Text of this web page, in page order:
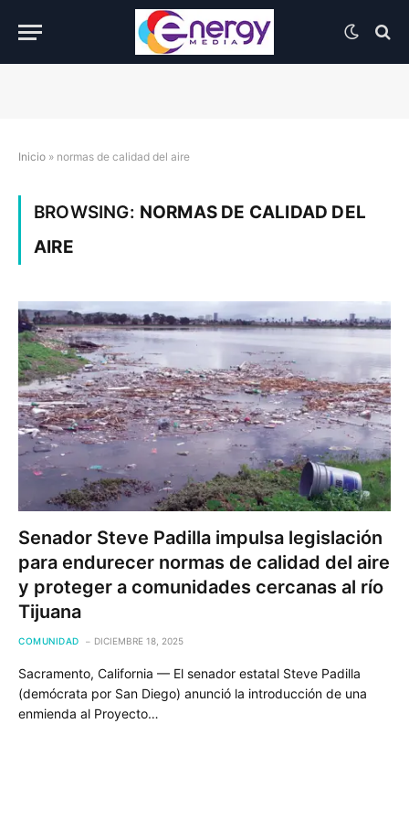
Inicio » normas de calidad del aire
BROWSING: NORMAS DE CALIDAD DEL
AIRE
Senador Steve Padilla impulsa legislación
para endurecer normas de calidad del aire
y proteger a comunidades cercanas al río
Tijuana
COMUNIDAD DICIEMBRE 18, 2025
Sacramento, California — El senador estatal Steve Padilla
(demócrata por San Diego) anunció la introducción de una
enmienda al Proyecto…